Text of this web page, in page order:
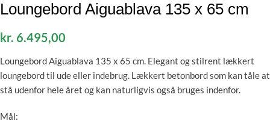
Loungebord Aiguablava 135 x 65 cm
kr. 6.495,00
Loungebord Aiguablava 135 x 65 cm. Elegant og stilrent lækkert
loungebord til ude eller indebrug. Lækkert betonbord som kan tåle at
stå udenfor hele året og kan naturligvis også bruges indenfor.
Mål: